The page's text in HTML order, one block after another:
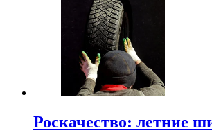
Роскачество: летние